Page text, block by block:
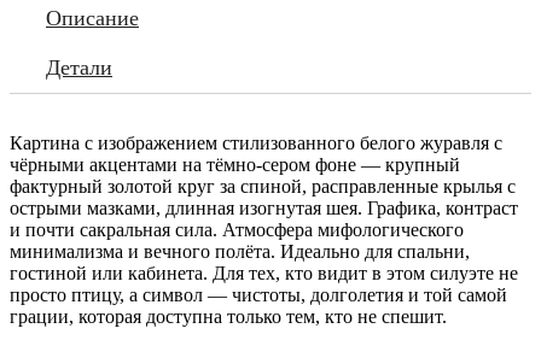
Описание
Детали
Картина с изображением стилизованного белого журавля с
чёрными акцентами на тёмно-сером фоне — крупный
фактурный золотой круг за спиной, расправленные крылья с
острыми мазками, длинная изогнутая шея. Графика, контраст
и почти сакральная сила. Атмосфера мифологического
минимализма и вечного полёта. Идеально для спальни,
гостиной или кабинета. Для тех, кто видит в этом силуэте не
просто птицу, а символ — чистоты, долголетия и той самой
грации, которая доступна только тем, кто не спешит.